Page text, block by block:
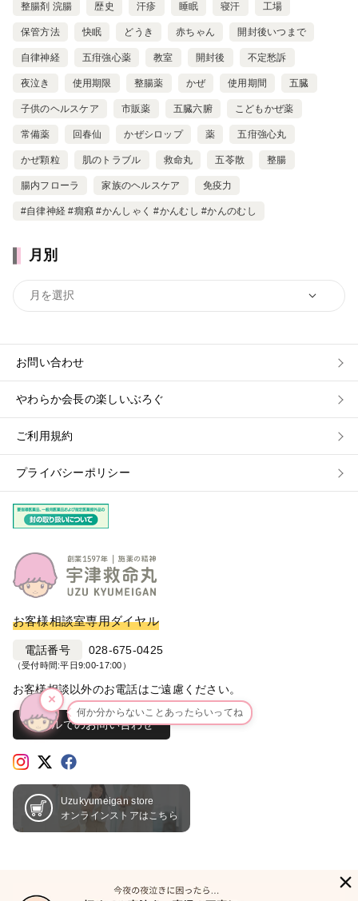
整腸剤 浣腸 歴史 汗疹 睡眠 寝汗 工場
保管方法 快眠 どうき 赤ちゃん 開封後いつまで
自律神経 五疳強心薬 教室 開封後 不定愁訴
夜泣き 使用期限 整腸薬 かぜ 使用期間 五臓
子供のヘルスケア 市販薬 五臓六腑 こどもかぜ薬
常備薬 回春仙 かぜシロップ 薬 五疳強心丸
かぜ顆粒 肌のトラブル 救命丸 五苓散 整腸
腸内フローラ 家族のヘルスケア 免疫力
#自律神経 #癇癪 #かんしゃく #かんむし #かんのむし
月別
お客様相談室専用ダイヤル
電話番号 028-675-0425
（受付時間:平日9:00-17:00）
お客様相談以外のお電話はご遠慮ください。
Uzukyumeigan store
オンラインストアはこちら
メールでのお問い合わせ
お問い合わせ
やわらか会長の楽しいぶろぐ
ご利用規約
プライバシーポリシー
×
何か分からないことあったらいってね